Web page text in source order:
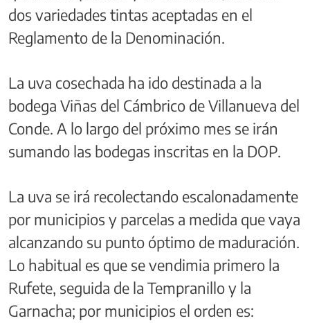
dos variedades tintas aceptadas en el
Reglamento de la Denominación.
La uva cosechada ha ido destinada a la
bodega Viñas del Cámbrico de Villanueva del
Conde. A lo largo del próximo mes se irán
sumando las bodegas inscritas en la DOP.
La uva se irá recolectando escalonadamente
por municipios y parcelas a medida que vaya
alcanzando su punto óptimo de maduración.
Lo habitual es que se vendimia primero la
Rufete, seguida de la Tempranillo y la
Garnacha; por municipios el orden es: